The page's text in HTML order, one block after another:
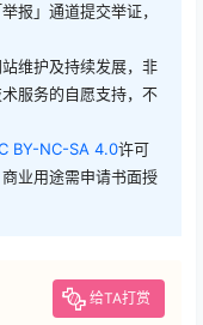
报」通道提交举证，
维护及持续发展，非
服务的自愿支持，不
BY-NC-SA 4.0许可
业用途需申请书面授
给TA打赏